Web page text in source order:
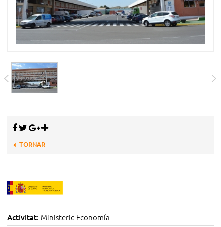
TORNAR
Activitat: Ministerio Economía